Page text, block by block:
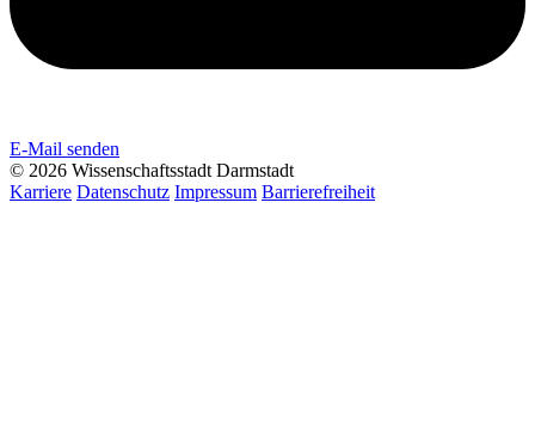
E-Mail senden
© 2026 Wissenschaftsstadt Darmstadt
Karriere Datenschutz Impressum Barrierefreiheit